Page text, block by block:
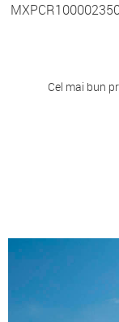
Cel mai bun